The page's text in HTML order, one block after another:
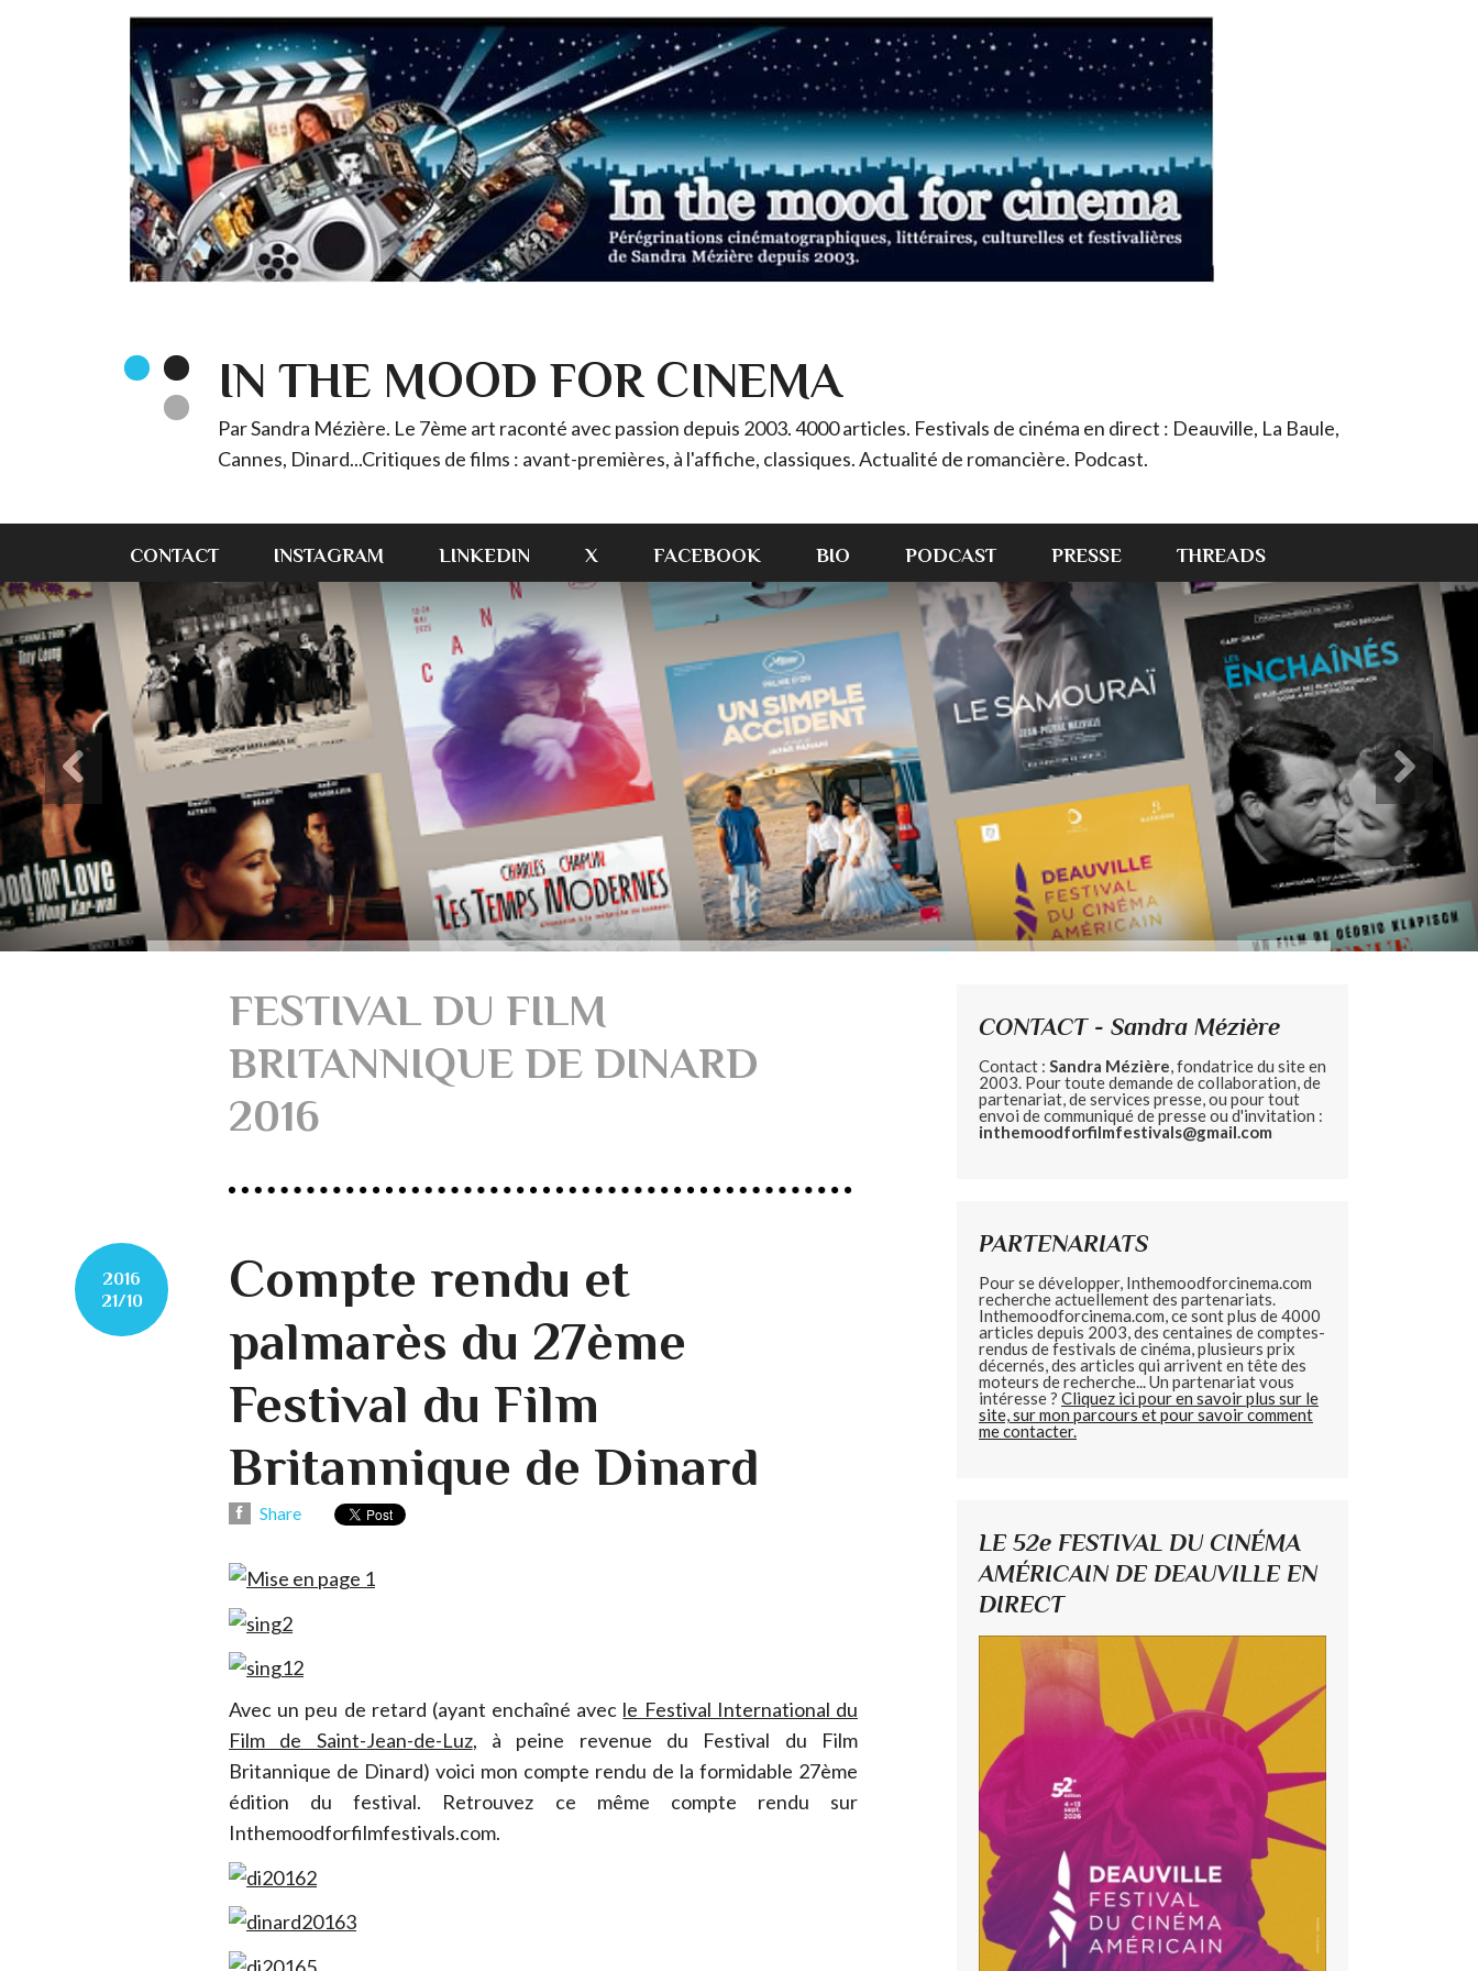
IN THE MOOD FOR CINEMA
Par Sandra Mézière. Le 7ème art raconté avec passion depuis 2003. 4000 articles. Festivals de cinéma en direct : Deauville, La Baule,
Cannes, Dinard...Critiques de films : avant-premières, à l'affiche, classiques. Actualité de romancière. Podcast.
CONTACT INSTAGRAM LINKEDIN X FACEBOOK BIO PODCAST PRESSE THREADS
FESTIVAL DU FILM
BRITANNIQUE DE DINARD
2016
2016
21/10
Compte rendu et
palmarès du 27ème
Festival du Film
Britannique de Dinard
Share
Avec un peu de retard (ayant enchaîné avec le Festival International du
Film de Saint-Jean-de-Luz, à peine revenue du Festival du Film
Britannique de Dinard) voici mon compte rendu de la formidable 27ème
édition du festival. Retrouvez ce même compte rendu sur
Inthemoodforfilmfestivals.com.
CONTACT - Sandra Mézière
Contact : Sandra Mézière, fondatrice du site en
2003. Pour toute demande de collaboration, de
partenariat, de services presse, ou pour tout
envoi de communiqué de presse ou d'invitation :
inthemoodforfilmfestivals@gmail.com
PARTENARIATS
Pour se développer, Inthemoodforcinema.com
recherche actuellement des partenariats.
Inthemoodforcinema.com, ce sont plus de 4000
articles depuis 2003, des centaines de comptes-
rendus de festivals de cinéma, plusieurs prix
décernés, des articles qui arrivent en tête des
moteurs de recherche... Un partenariat vous
intéresse ? Cliquez ici pour en savoir plus sur le
site, sur mon parcours et pour savoir comment
me contacter.
LE 52e FESTIVAL DU CINÉMA
AMÉRICAIN DE DEAUVILLE EN
DIRECT